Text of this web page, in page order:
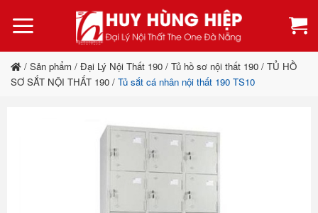
qua
dung
/ Sản phẩm / Đại Lý Nội Thất 190 / Tủ hồ sơ nội thất 190 / TỦ HỒ
SƠ SẮT NỘI THẤT 190 / Tủ sắt cá nhân nội thất 190 TS10